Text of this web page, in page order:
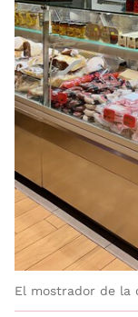
El mostrador de la